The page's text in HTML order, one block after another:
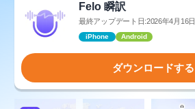
Felo 瞬訳
最終アップデート日:2026年4月16日
iPhone Android
ダウンロードする